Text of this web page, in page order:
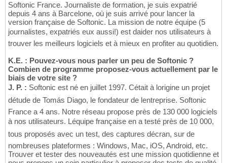
Softonic France. Journaliste de formation, je suis expatrié
depuis 4 ans à Barcelone, où je suis arrivé pour lancer la
version française de Softonic. La mission de notre équipe (5
journalistes, expatriés eux aussi!) est daider nos utilisateurs à
trouver les meilleurs logiciels et à mieux en profiter au quotidien.
K.E. : Pouvez-vous nous parler un peu de Softonic ?
Combien de programme proposez-vous actuellement par le
biais de votre site ?
J. P. : Softonic est né en juillet 1997. Cétait à lorigine un projet
détude de Tomás Diago, le fondateur de lentreprise. Softonic
France a 4 ans. Notre réseau propose près de 130 000 logiciels
à nos utilisateurs. Léquipe française en a testé près de 10 000,
tous proposés avec un test, des captures décran, sur de
nombreuses plateformes : Windows, Mac, iOS, Android, etc.
Trouver et tester des nouveautés est une mission quotidienne et